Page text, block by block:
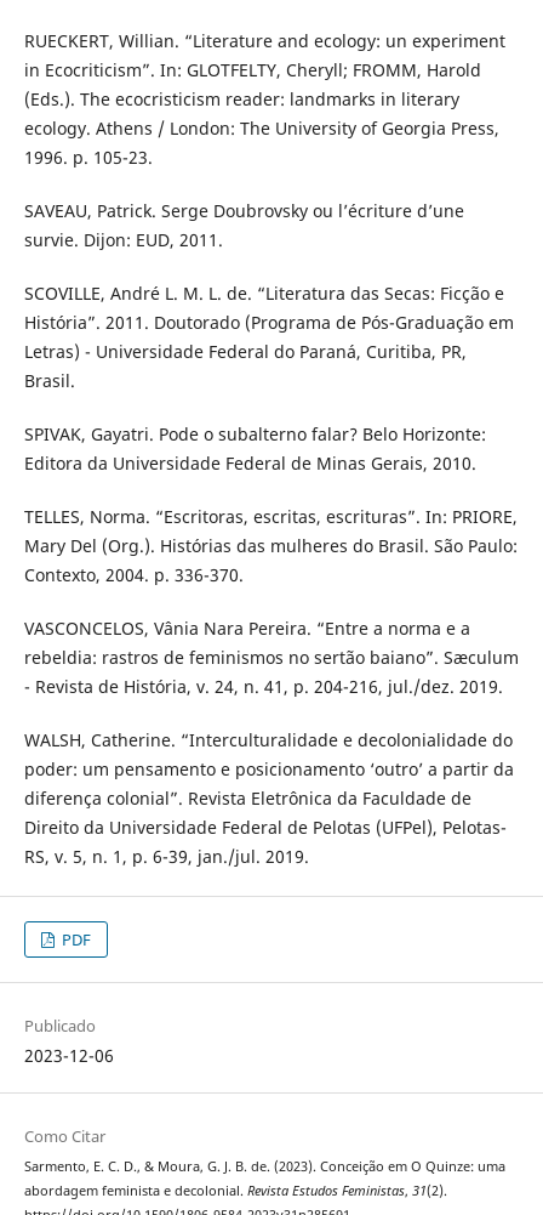
RUECKERT, Willian. “Literature and ecology: un experiment
in Ecocriticism”. In: GLOTFELTY, Cheryll; FROMM, Harold
(Eds.). The ecocristicism reader: landmarks in literary
ecology. Athens / London: The University of Georgia Press,
1996. p. 105-23.
SAVEAU, Patrick. Serge Doubrovsky ou l’écriture d’une
survie. Dijon: EUD, 2011.
SCOVILLE, André L. M. L. de. “Literatura das Secas: Ficção e
História”. 2011. Doutorado (Programa de Pós-Graduação em
Letras) - Universidade Federal do Paraná, Curitiba, PR,
Brasil.
SPIVAK, Gayatri. Pode o subalterno falar? Belo Horizonte:
Editora da Universidade Federal de Minas Gerais, 2010.
TELLES, Norma. “Escritoras, escritas, escrituras”. In: PRIORE,
Mary Del (Org.). Histórias das mulheres do Brasil. São Paulo:
Contexto, 2004. p. 336-370.
VASCONCELOS, Vânia Nara Pereira. “Entre a norma e a
rebeldia: rastros de feminismos no sertão baiano”. Sæculum
- Revista de História, v. 24, n. 41, p. 204-216, jul./dez. 2019.
WALSH, Catherine. “Interculturalidade e decolonialidade do
poder: um pensamento e posicionamento ‘outro’ a partir da
diferença colonial”. Revista Eletrônica da Faculdade de
Direito da Universidade Federal de Pelotas (UFPel), Pelotas-
RS, v. 5, n. 1, p. 6-39, jan./jul. 2019.
PDF
Publicado
2023-12-06
Como Citar
Sarmento, E. C. D., & Moura, G. J. B. de. (2023). Conceição em O Quinze: uma
abordagem feminista e decolonial. Revista Estudos Feministas, 31(2).